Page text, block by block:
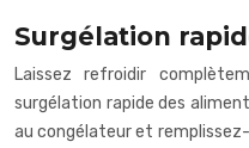
Surgélation
Laissez refroidir
surgélation rapide des
au congélateur et